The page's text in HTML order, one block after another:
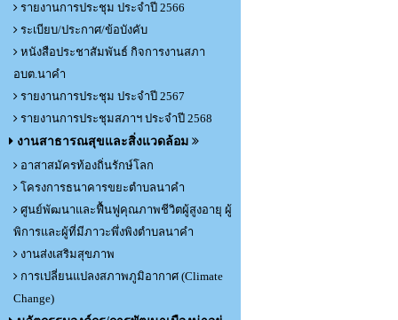
รายงานการประชุม ประจำปี 2566
ระเบียบ/ประกาศ/ข้อบังคับ
หนังสือประชาสัมพันธ์ กิจการงานสภา
อบต.นาคำ
รายงานการประชุม ประจำปี 2567
รายงานการประชุมสภาฯ ประจำปี 2568
งานสาธารณสุขและสิ่งแวดล้อม
อาสาสมัครท้องถิ่นรักษ์โลก
โครงการธนาคารขยะตำบลนาคำ
ศูนย์พัฒนาและฟื้นฟูคุณภาพชีวิตผู้สูงอายุ ผู้
พิการและผู้ที่มีภาวะพึ่งพิงตำบลนาคำ
งานส่งเสริมสุขภาพ
การเปลี่ยนแปลงสภาพภูมิอากาศ (Climate
Change)